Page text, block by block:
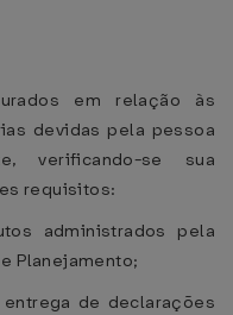
em relação às
devidas pela pessoa
verificando-se sua
requisitos:
administrados pela
Planejamento;
de declarações